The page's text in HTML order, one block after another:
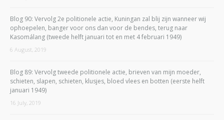
Blog 90: Vervolg 2e politionele actie, Kuningan zal blij zijn wanneer wij
ophoepelen, banger voor ons dan voor de bendes, terug naar
Kasomálang (tweede helft januari tot en met 4 februari 1949)
6 August, 2019
Blog 89: Vervolg tweede politionele actie, brieven van mijn moeder,
schieten, slapen, schieten, klusjes, bloed vlees en botten (eerste helft
januari 1949)
16 July, 2019